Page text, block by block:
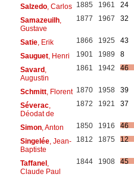
Salzedo, Carlos 1885 1961
24
Samazeuilh,
Gustave
1877 1967 32
Satie, Erik 1866 1925
43
Sauguet, Henri 1901 1989
8
Savard ,
Augustin
1861 1942 46
Schmitt, Florent 1870 1958
39
Séverac,
Déodat de
1872 1921 37
Simon, Anton 1850 1916
46
Singelée, Jean-
Baptiste
1812 1875 12
Taffanel ,
Claude Paul
1844 1908 45